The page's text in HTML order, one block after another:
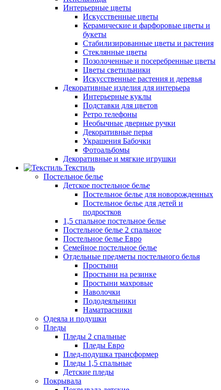
Интерьерные цветы
Искусственные цветы
Керамические и фарфоровые цветы и
букеты
Стабилизированные цветы и растения
Стеклянные цветы
Позолоченные и посеребренные цветы
Цветы светильники
Искусственные растения и деревья
Декоративные изделия для интерьера
Интерьерные куклы
Подставки для цветов
Ретро телефоны
Необычные дверные ручки
Декоративные перья
Украшения Бабочки
Фотоальбомы
Декоративные и мягкие игрушки
Текстиль
Постельное белье
Детское постельное белье
Постельное белье для новорожденных
Постельное белье для детей и
подростков
1,5 спальное постельное белье
Постельное белье 2 спальное
Постельное белье Евро
Семейное постельное белье
Отдельные предметы постельного белья
Простыни
Простыни на резинке
Простыни махровые
Наволочки
Пододеяльники
Наматрасники
Одеяла и подушки
Пледы
Пледы 2 спальные
Пледы Евро
Плед-подушка трансформер
Пледы 1,5 спальные
Детские пледы
Покрывала